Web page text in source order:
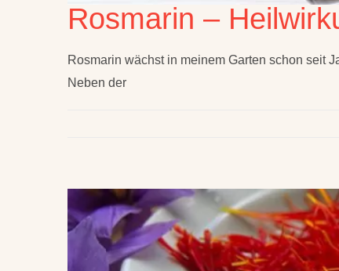
Rosmarin –
Rosmarin wächst in meinem Garten schon seit
Neben der